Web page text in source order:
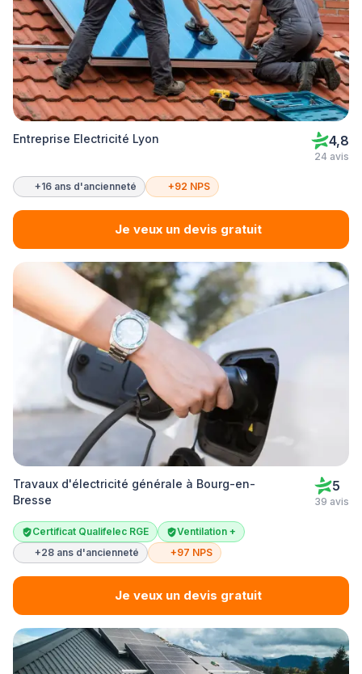
Entreprise Electricité Lyon 4,8
24 avis
+16 ans d'ancienneté +92 NPS
Je veux un devis gratuit
Travaux d'électricité générale à Bourg-en-
Bresse
5
39 avis
Certificat Qualifelec RGE
Ventilation +
+28 ans d'ancienneté
+97 NPS
Je veux un devis gratuit